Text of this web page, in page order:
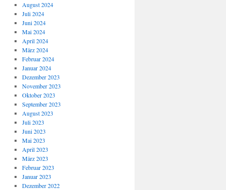
August 2024
Juli 2024
Juni 2024
Mai 2024
April 2024
März 2024
Februar 2024
Januar 2024
Dezember 2023
November 2023
Oktober 2023
September 2023
August 2023
Juli 2023
Juni 2023
Mai 2023
April 2023
März 2023
Februar 2023
Januar 2023
Dezember 2022